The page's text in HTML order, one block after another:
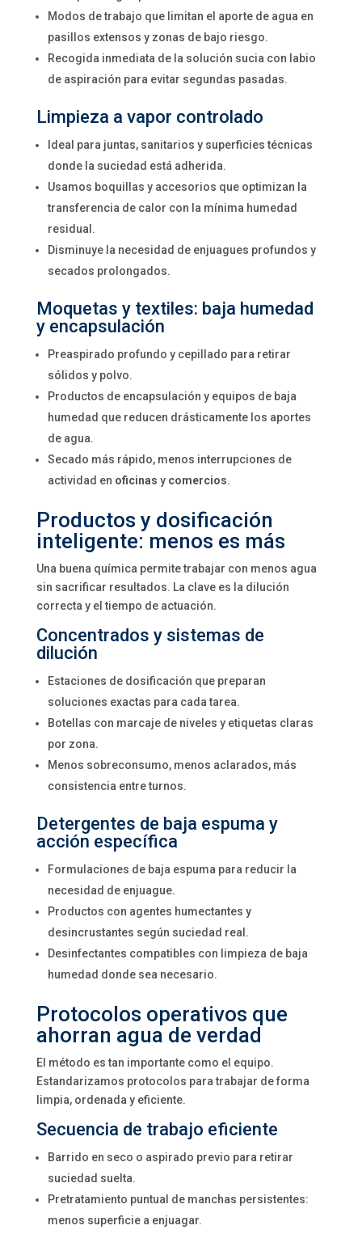
Modos de trabajo que limitan el aporte de agua en
pasillos extensos y zonas de bajo riesgo.
Recogida inmediata de la solución sucia con labio
de aspiración para evitar segundas pasadas.
Limpieza a vapor controlado
Ideal para juntas, sanitarios y superficies técnicas
donde la suciedad está adherida.
Usamos boquillas y accesorios que optimizan la
transferencia de calor con la mínima humedad
residual.
Disminuye la necesidad de enjuagues profundos y
secados prolongados.
Moquetas y textiles: baja humedad
y encapsulación
Preaspirado profundo y cepillado para retirar
sólidos y polvo.
Productos de encapsulación y equipos de baja
humedad que reducen drásticamente los aportes
de agua.
Secado más rápido, menos interrupciones de
actividad en oficinas y comercios.
Productos y dosificación
inteligente: menos es más
Una buena química permite trabajar con menos agua
sin sacrificar resultados. La clave es la dilución
correcta y el tiempo de actuación.
Concentrados y sistemas de
dilución
Estaciones de dosificación que preparan
soluciones exactas para cada tarea.
Botellas con marcaje de niveles y etiquetas claras
por zona.
Menos sobreconsumo, menos aclarados, más
consistencia entre turnos.
Detergentes de baja espuma y
acción específica
Formulaciones de baja espuma para reducir la
necesidad de enjuague.
Productos con agentes humectantes y
desincrustantes según suciedad real.
Desinfectantes compatibles con limpieza de baja
humedad donde sea necesario.
Protocolos operativos que
ahorran agua de verdad
El método es tan importante como el equipo.
Estandarizamos protocolos para trabajar de forma
limpia, ordenada y eficiente.
Secuencia de trabajo eficiente
Barrido en seco o aspirado previo para retirar
suciedad suelta.
Pretratamiento puntual de manchas persistentes:
menos superficie a enjuagar.